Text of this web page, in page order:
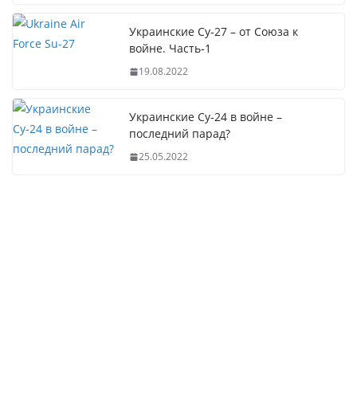
Украинские Су-27 – от Союза к
войне. Часть-1
19.08.2022
Украинские Су-24 в войне –
последний парад?
25.05.2022